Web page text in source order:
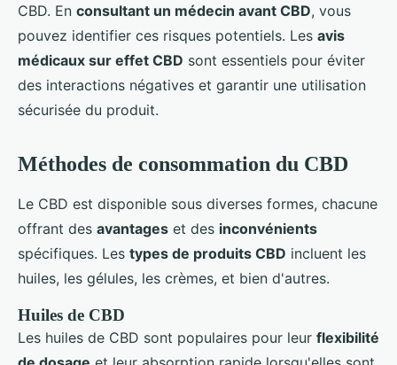
CBD. En consultant un médecin avant CBD, vous
pouvez identifier ces risques potentiels. Les avis
médicaux sur effet CBD sont essentiels pour éviter
des interactions négatives et garantir une utilisation
sécurisée du produit.
Méthodes de consommation du CBD
Le CBD est disponible sous diverses formes, chacune
offrant des avantages et des inconvénients
spécifiques. Les types de produits CBD incluent les
huiles, les gélules, les crèmes, et bien d'autres.
Huiles de CBD
Les huiles de CBD sont populaires pour leur flexibilité